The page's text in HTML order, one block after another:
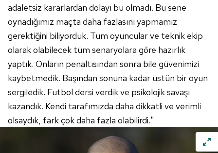
adaletsiz kararlardan dolayı bu olmadı. Bu sene
oynadığımız maçta daha fazlasını yapmamız
gerektiğini biliyorduk. Tüm oyuncular ve teknik ekip
olarak olabilecek tüm senaryolara göre hazırlık
yaptık. Onların penaltısından sonra bile güvenimizi
kaybetmedik. Başından sonuna kadar üstün bir oyun
sergiledik. Futbol dersi verdik ve psikolojik savaşı
kazandık. Kendi tarafımızda daha dikkatli ve verimli
olsaydık, fark çok daha fazla olabilirdi."